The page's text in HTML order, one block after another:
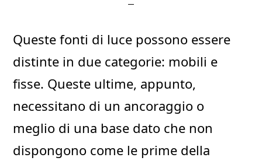
Queste fonti di luce possono essere
distinte in due categorie: mobili e
fisse. Queste ultime, appunto,
necessitano di un ancoraggio o
meglio di una base dato che non
dispongono come le prime della